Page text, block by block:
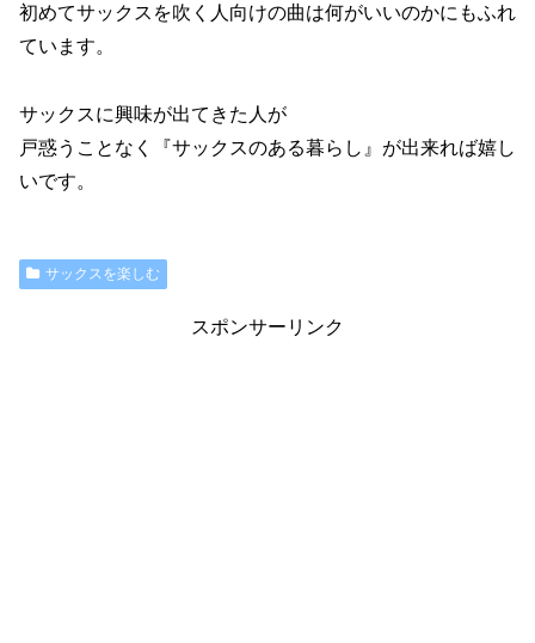
初めてサックスを吹く人向けの曲は何がいいのかにもふれ
ています。
サックスに興味が出てきた人が
戸惑うことなく『サックスのある暮らし』が出来れば嬉し
いです。
サックスを楽しむ
スポンサーリンク